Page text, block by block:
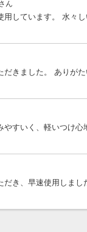
ん
用しています。 水々
だきました。 ありが
やすいく、軽いつけ心
だき、早速使用しまし